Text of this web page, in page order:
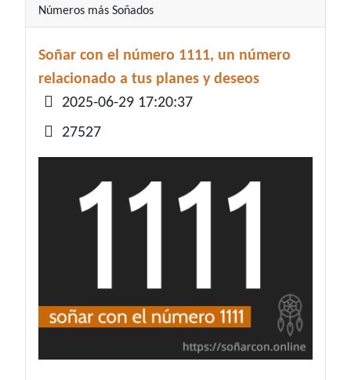
Números más Soñados
Soñar con el número 1111, un número
relacionado a tus planes y deseos
Detalles
2025-06-29 17:20:37
27527